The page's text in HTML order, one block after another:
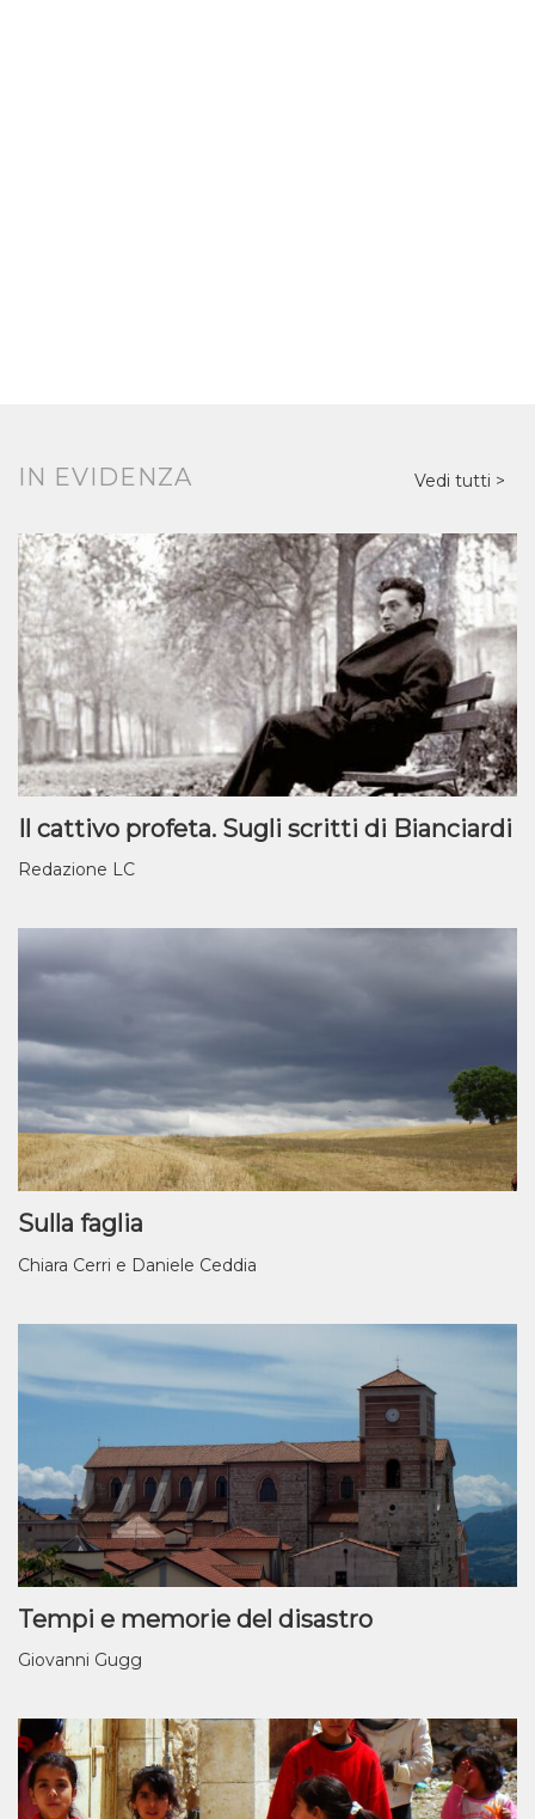
IN EVIDENZA Vedi tutti
Il cattivo profeta. Sugli scritti di Bianciardi
Redazione LC
Sulla faglia
Chiara Cerri e Daniele Ceddia
Tempi e memorie del disastro
Giovanni Gugg